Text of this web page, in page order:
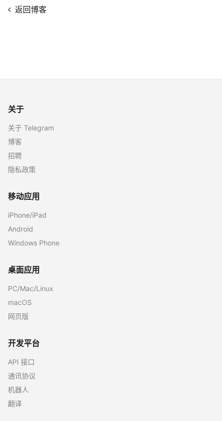
返回博客
关于
关于 Telegram
博客
招聘
隐私政策
移动应用
iPhone/iPad
Android
Windows Phone
桌面应用
PC/Mac/Linux
macOS
网页版
开发平台
API 接口
通讯协议
机器人
翻译